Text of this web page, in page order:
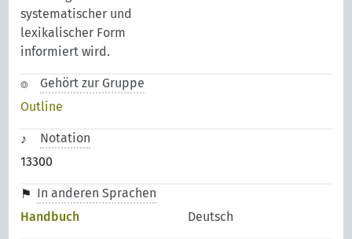
systematischer und
lexikalischer Form
informiert wird.
Gehört zur Gruppe
Outline
Notation
13300
In anderen Sprachen
Handbuch
Deutsch